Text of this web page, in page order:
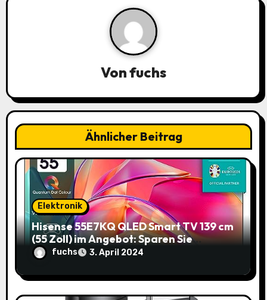
o
n
Vonfuchs
Ähnlicher Beitrag
Elektronik
Hisense 55E7KQ QLED Smart TV 139 cm
(55 Zoll) im Angebot: Sparen Sie
145,85€!
fuchs 3. April 2024